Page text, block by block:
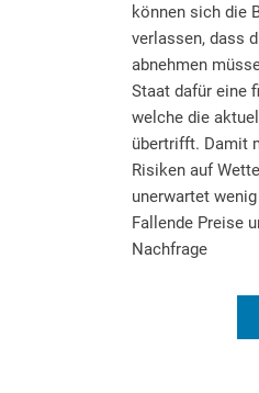
können sich die
verlassen, dass
abnehmen
Staat dafür eine
welche die
übertrifft. Damit
Risiken auf
unerwartet
Fallende Preise
Nachfrage